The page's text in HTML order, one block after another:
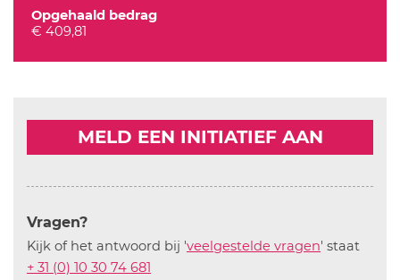
Opgehaald bedrag
€ 409,81
MELD EEN INITIATIEF AAN
Vragen?
Kijk of het antwoord bij 'veelgestelde vragen' staat
+ 31 (0) 10 30 74 681